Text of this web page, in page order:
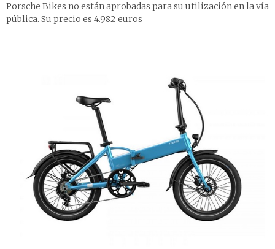
Porsche Bikes no están aprobadas para su utilización en la vía
pública. Su precio es 4.982 euros